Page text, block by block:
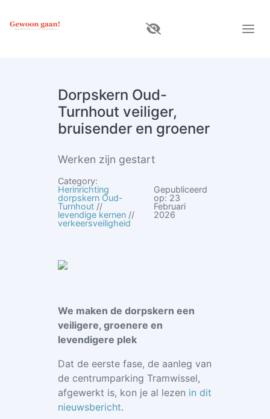
Dorpskern Oud-
Turnhout veiliger,
bruisender en groener
Werken zijn gestart
Category:
Herinrichting
dorpskern Oud-
Turnhout //
levendige kernen //
verkeersveiligheid
Gepubliceerd
op: 23
Februari
2026
We maken de dorpskern een
veiligere, groenere en
levendigere plek
Dat de eerste fase, de aanleg van
de centrumparking Tramwissel,
afgewerkt is, kon je al lezen in dit
nieuwsbericht.